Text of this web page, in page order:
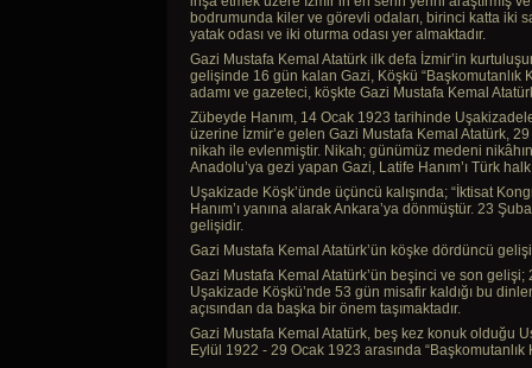
bodrumunda kiler ve görevli odaları, birinci katta iki
yatak odası ve iki oturma odası yer almaktadır.
Gazi Mustafa Kemal Atatürk ilk defa İzmir’in
gelişinde 16 gün kalan Gazi, Köşkü “Başkomutanlık
adamı ve gazeteci, köşkte Gazi Mustafa Kemal
Zübeyde Hanım, 14 Ocak 1923 tarihinde
üzerine İzmir’e gelen Gazi Mustafa Kemal Atatürk,
nikah ile evlenmiştir. Nikah; günümüz medeni
Anadolu’ya gezi yapan Gazi, Latife Hanım’ı Türk halkı
Uşakizade Köşk’ünde üçüncü kalışında; “İktisat
Hanım’ı yanına alarak Ankara’ya dönmüştür. 23
gelişidir.
Gazi Mustafa Kemal Atatürk’ün köşke dördüncü
Gazi Mustafa Kemal Atatürk’ün beşinci ve son
Uşakizade Köşkü’nde 53 gün misafir kaldığı bu
açısından da başka bir önem taşımaktadır.
Gazi Mustafa Kemal Atatürk, beş kez konuk olduğu
Eylül 1922 - 29 Ocak 1923 arasında